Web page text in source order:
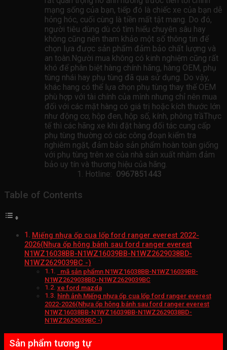
mạng sống của bạn, tiếp đó là chiếc xe của bạn dễ
hỏng hóc, cuối cùng là tiền mất tật mang. Do đó,
người tiêu dùng dù có tìm hiểu chuyên sâu hay
không cũng nên tham khảo một số thông tin để
chọn lựa được sản phẩm đảm bảo chất lượng và
an toàn.Người mua không có kinh nghiệm cũng rất
khó để phân biệt hàng chính hãng, hàng OEM, phụ
tùng nhái hay phụ tùng đã qua sử dụng. Do vậy,
khác hang có thể lựa chọn phụ tùng thay thế OEM
phù hợp với tài chính của mình nhưng chỉ nên mua
đối với các mặt hàng có giá trị hoặc kích thước lớn
như động cơ, hộp đen, hộp số, kính, phông trầThực
tế thì các hãng xe khi đặt hàng đối tác cung cấp
phụ tùng thường có các công đoạn kiểm tra
nghiêm ngặt, đảm bảo sản phẩm hoàn toàn giống
với phụ tùng trên xe của nhà sản xuất nhằm đảm
bảo uy tín và thương hiệu của hãng.
Hotline: 0967851443
Table of Contents
Miếng nhựa ốp cua lốp ford ranger everest 2022-
2026(Nhựa ốp hông bánh sau ford ranger everest
N1WZ16038BB-N1WZ16039BB-N1WZ2629038BD-
N1WZ2629039BC -)
mã sản phẩmn N1WZ16038BB-N1WZ16039BB-
N1WZ2629038BD-N1WZ2629039BC
xe ford mazda
hình ảnh Miếng nhựa ốp cua lốp ford ranger everest
2022-2026(Nhựa ốp hông bánh sau ford ranger everest
N1WZ16038BB-N1WZ16039BB-N1WZ2629038BD-
N1WZ2629039BC -)
Sản phẩm tương tự